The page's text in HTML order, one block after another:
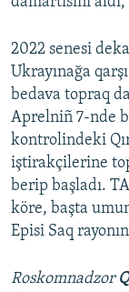
2022 senesi
Ukrayınağa
bedava topraq
Aprelniñ 7-nde
kontrolindeki
iştirakçilerine
berip başladı.
köre, başta
Episi Saq
Roskomnadzor